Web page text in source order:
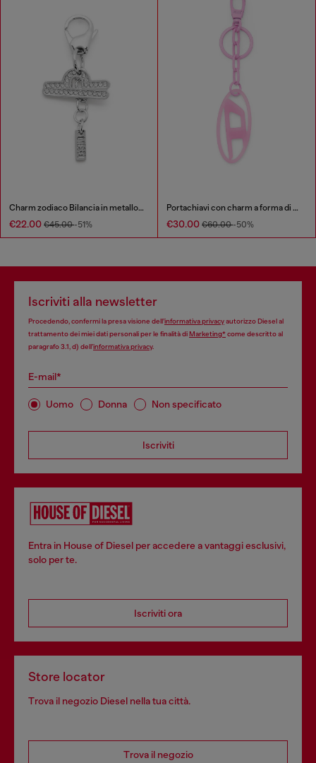
Charm zodiaco Bilancia in metallo con strass
€22.00 €45.00-51%
Portachiavi con charm a forma di D ovale in metallo e resina
€30.00 €60.00-50%
Iscriviti alla newsletter
Procedendo, confermi la presa visione dell’informativa privacyautorizzo Diesel al
trattamento dei miei dati personali per le finalità diMarketing*come descritto al
paragrafo 3.1, d) dell’informativa privacy.
E-mail*
Uomo Donna Non specificato
Iscriviti
Entra in House of Diesel per accedere a vantaggi esclusivi,
solo per te.
Iscriviti ora
Store locator
Trova il negozio Diesel nella tua città.
Trova il negozio